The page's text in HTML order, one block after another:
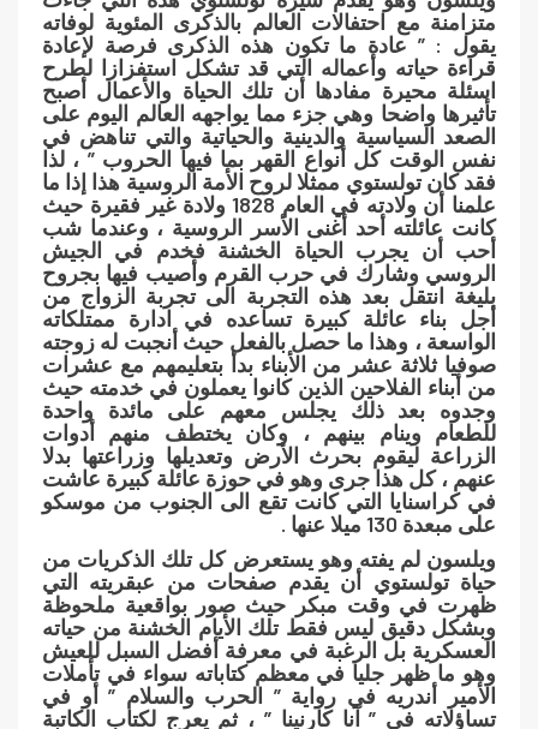
متزامنة مع احتفالات العالم بالذكرى المئوية لوفاته
يقول : ” عادة ما تكون هذه الذكرى فرصة لإعادة
قراءة حياته وأعماله التي قد تشكل استفزازا لطرح
اسئلة محيرة مفادها أن تلك الحياة والأعمال أصبح
تأثيرها واضحا وهي جزء مما يواجهه العالم اليوم على
الصعد السياسية والدينية والحياتية والتي تناهض في
نفس الوقت كل أنواع القهر بما فيها الحروب ” ، لذا
فقد كان تولستوي ممثلا لروح الأمة الروسية هذا إذا ما
علمنا أن ولادته في العام 1828 ولادة غير فقيرة حيث
كانت عائلته أحد أغنى الأسر الروسية ، وعندما شب
أحب أن يجرب الحياة الخشنة فخدم في الجيش
الروسي وشارك في حرب القرم وأصيب فيها بجروح
بليغة انتقل بعد هذه التجربة الى تجربة الزواج من
أجل بناء عائلة كبيرة تساعده في ادارة ممتلكاته
الواسعة ، وهذا ما حصل بالفعل حيث أنجبت له زوجته
صوفيا ثلاثة عشر من الأبناء بدأ بتعليمهم مع عشرات
من أبناء الفلاحين الذين كانوا يعملون في خدمته حيث
وجدوه بعد ذلك يجلس معهم على مائدة واحدة
للطعام وينام بينهم ، وكان يختطف منهم أدوات
الزراعة ليقوم بحرث الأرض وتعديلها وزراعتها بدلا
عنهم ، كل هذا جرى وهو في حوزة عائلة كبيرة عاشت
في كراسنايا التي كانت تقع الى الجنوب من موسكو
على مبعدة 130 ميلا عنها .
ويلسون لم يفته وهو يستعرض كل تلك الذكريات من
حياة تولستوي أن يقدم صفحات من عبقريته التي
ظهرت في وقت مبكر حيث صور بواقعية ملحوظة
وبشكل دقيق ليس فقط تلك الأيام الخشنة من حياته
العسكرية بل الرغبة في معرفة أفضل السبل للعيش
وهو ما ظهر جليا في معظم كتاباته سواء في تأملات
الأمير أندريه في رواية ” الحرب والسلام ” أو في
تساؤلاته في ” آنا كارنينا ” ، ثم يعرج لكتاب الكاتبة